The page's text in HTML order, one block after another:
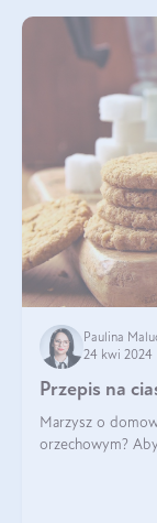
Paulina
24 kwi 2024
Przepis na
Marzysz o
orzechowym?